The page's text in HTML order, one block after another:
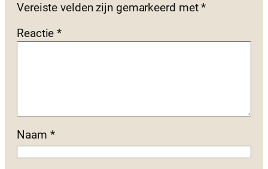
Vereiste velden zijn gemarkeerd met*
Reactie*
Naam *